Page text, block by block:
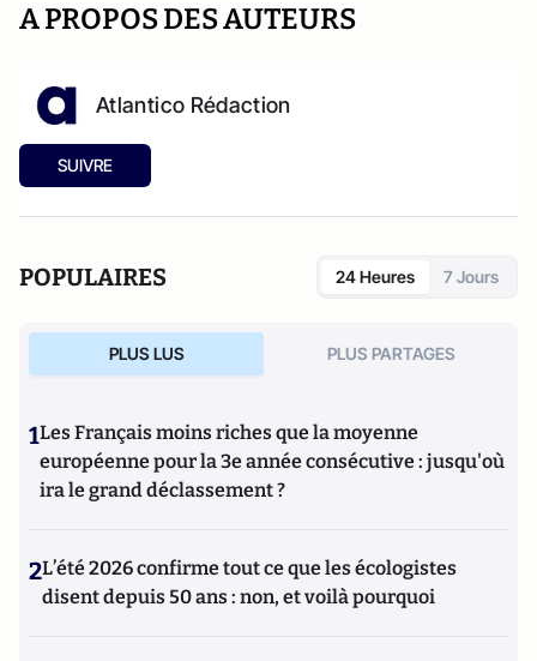
A PROPOS DES AUTEURS
Atlantico Rédaction
SUIVRE
POPULAIRES 24 Heures 7 Jours
PLUS LUS PLUS PARTAGES
1Les Français moins riches que la moyenne
européenne pour la 3e année consécutive : jusqu'où
ira le grand déclassement ?
2L’été 2026 confirme tout ce que les écologistes
disent depuis 50 ans : non, et voilà pourquoi